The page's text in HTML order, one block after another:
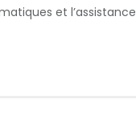
et l’assistance